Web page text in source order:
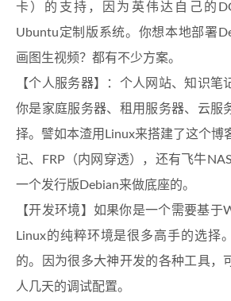
卡）的支持，因为英伟达自己的
Ubuntu定制版系统。你想本地部署
画图生视频？都有不少方案。
【个人服务器】：个人网站、知识笔
你是家庭服务器、租用服务器、云服
择。譬如本渣用Linux来搭建了这个博
记、FRP（内网穿透），还有飞牛
一个发行版Debian来做底座的。
【开发环境】如果你是一个需要基于
Linux的纯粹环境是很多高手的选择
的。因为很多大神开发的各种工具，
人几天的调试配置。